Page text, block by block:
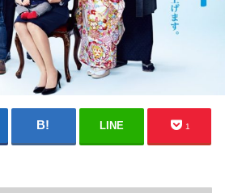
LINE 1